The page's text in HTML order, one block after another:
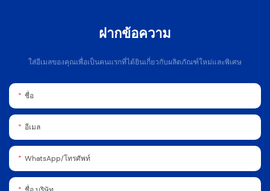
ฝากข้อความ
ใส่อีเมลของคุณเพื่อเป็นคนแรกที่ได้ยินเกี่ยวกับผลิตภัณฑ์ใหม่และพิเศษ
ชื่อ
อีเมล
WhatsApp/โทรศัพท์